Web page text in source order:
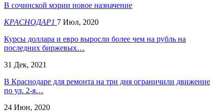
В сочинской мэрии новое назначение
КРАСНОДАР1 7 Июл, 2020
Курсы доллара и евро выросли более чем на рубль на
последних биржевых…
31 Дек, 2021
В Краснодаре для ремонта на три дня ограничили движение
по ул. 2-я…
24 Июн, 2020